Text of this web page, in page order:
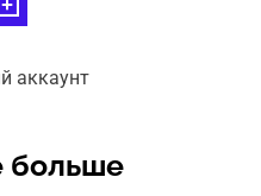
аккаунт
больше